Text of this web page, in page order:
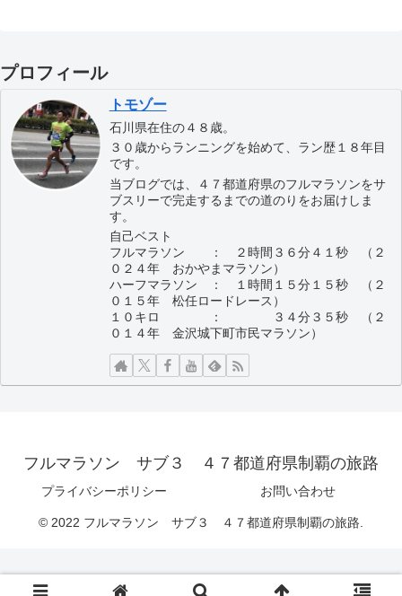
プロフィール
トモゾー
石川県在住の４８歳。
３０歳からランニングを始めて、ラン歴１８年目
です。
当ブログでは、４７都道府県のフルマラソンをサ
ブスリーで完走するまでの道のりをお届けしま
す。
自己ベスト
フルマラソン ： ２時間３６分４１秒 （２
０２４年 おかやまマラソン）
ハーフマラソン ： １時間１５分１５秒 （２
０１５年 松任ロードレース）
１０キロ ： ３４分３５秒 （２
０１４年 金沢城下町市民マラソン）
フルマラソン サブ３ ４７都道府県制覇の旅路
プライバシーポリシー お問い合わせ
© 2022 フルマラソン サブ３ ４７都道府県制覇の旅路.